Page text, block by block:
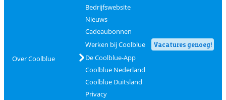
Over Coolblue
Bedrijfswebsite
Nieuws
Cadeaubonnen
Werken bij Coolblue
Vacatures genoeg!
De Coolblue-App
Coolblue Nederland
Coolblue Duitsland
Privacy